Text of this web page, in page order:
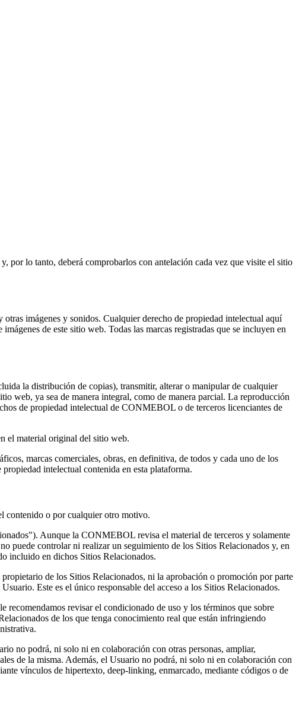
por lo tanto, deberá comprobarlos con antelación cada vez que visite el sitio
imágenes y sonidos. Cualquier derecho de propiedad intelectual aquí
de este sitio web. Todas las marcas registradas que se incluyen en
la distribución de copias), transmitir, alterar o manipular de cualquier
web, ya sea de manera integral, como de manera parcial. La reproducción
de propiedad intelectual de CONMEBOL o de terceros licenciantes de
el material original del sitio web.
marcas comerciales, obras, en definitiva, de todos y cada uno de los
intelectual contenida en esta plataforma.
contenido o por cualquier otro motivo.
Aunque la CONMEBOL revisa el material de terceros y solamente
puede controlar ni realizar un seguimiento de los Sitios Relacionados y, en
incluido en dichos Sitios Relacionados.
de los Sitios Relacionados, ni la aprobación o promoción por parte
Este es el único responsable del acceso a los Sitios Relacionados.
revisar el condicionado de uso y los términos que sobre
de los que tenga conocimiento real que están infringiendo
no podrá, ni solo ni en colaboración con otras personas, ampliar,
de la misma. Además, el Usuario no podrá, ni solo ni en colaboración con
vínculos de hipertexto, deep-linking, enmarcado, mediante códigos o de